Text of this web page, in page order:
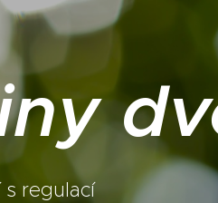
s regulací